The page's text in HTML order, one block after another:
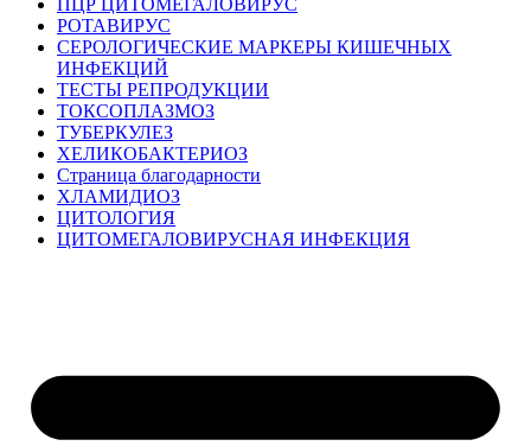
РОТАВИРУС
СЕРОЛОГИЧЕСКИЕ МАРКЕРЫ КИШЕЧНЫХ
ИНФЕКЦИЙ
ТЕСТЫ РЕПРОДУКЦИИ
ТОКСОПЛАЗМОЗ
ТУБЕРКУЛЕЗ
ХЕЛИКОБАКТЕРИОЗ
Страница благодарности
ХЛАМИДИОЗ
ЦИТОЛОГИЯ
ЦИТОМЕГАЛОВИРУСНАЯ ИНФЕКЦИЯ